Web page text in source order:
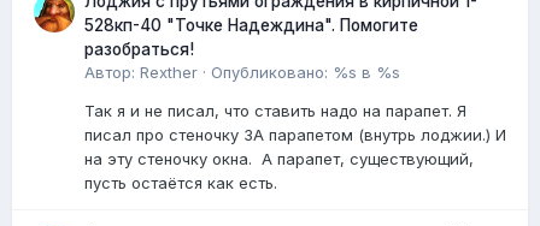
528кп-40 "Точке Надеждина". Помогите
разобраться!
Автор: Rexther · Опубликовано: %s в %s
Так я и не писал, что ставить надо на парапет. Я
писал про стеночку ЗА парапетом (внутрь лоджии.) И
на эту стеночку окна. А парапет, существующий,
пусть остаётся как есть.